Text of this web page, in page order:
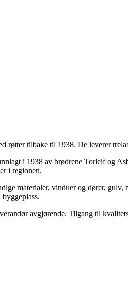
røtter tilbake til 1938. De leverer
i 1938 av brødrene Torleif og
i regionen.
materialer, vinduer og dører,
avgjørende. Tilgang til